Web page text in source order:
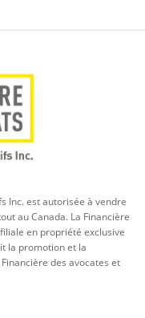
Inc. est autorisée à vendre
au Canada. La Financière
en propriété exclusive
la promotion et la
des avocates et